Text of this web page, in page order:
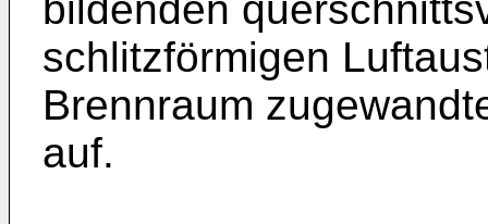
schlitzförmigen
Brennraum
auf.